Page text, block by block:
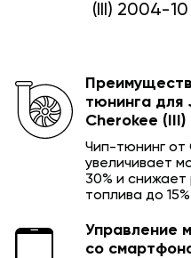
(III) 2004-
тюнинга для
Cherokee
Чип-тюнинг от
увеличивает
30% и снижает
топлива до
Управление
со